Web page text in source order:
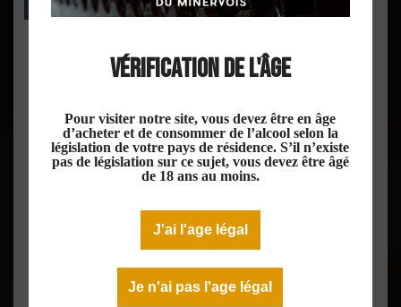
Vérification de l'âge
Pour visiter notre site, vous devez être en âge
d’acheter et de consommer de l’alcool selon la
législation de votre pays de résidence. S’il n’existe
pas de législation sur ce sujet, vous devez être âgé
de 18 ans au moins.
J'ai l'age légal
Je n'ai pas l'age légal
EXCLU WEB